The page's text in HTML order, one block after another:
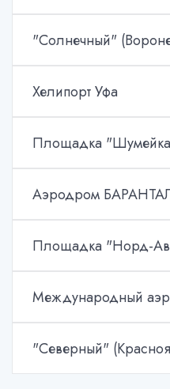
"Солнечный"
Хелипорт Уфа
Площадка
Аэродром БАРАНТАЛ
Площадка "Норд-
Международный
"Северный"